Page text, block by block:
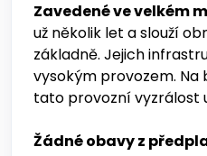
Zavedené ve velkém
už několik let a slouží
základně. Jejich
vysokým provozem.
tato provozní vyzrálost
Žádné obavy z